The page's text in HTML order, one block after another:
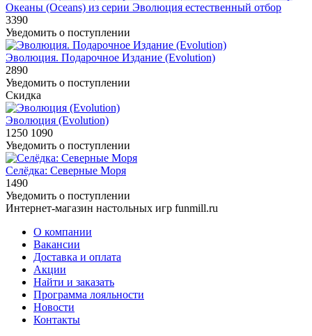
Океаны (Oceans) из серии Эволюция естественный отбор
3390
Уведомить о поступлении
Эволюция. Подарочное Издание (Evolution)
2890
Уведомить о поступлении
Скидка
Эволюция (Evolution)
1250 1090
Уведомить о поступлении
Селёдка: Северные Моря
1490
Уведомить о поступлении
Интернет-магазин настольных игр funmill.ru
О компании
Вакансии
Доставка и оплата
Акции
Найти и заказать
Программа лояльности
Новости
Контакты